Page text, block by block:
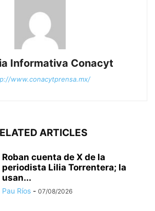
Informativa Conacyt
www.conacytprensa.mx/
ARTICLES
Roban cuenta de X de la
periodista Lilia Torrentera; la
usan...
Pau Ríos - 07/08/2026